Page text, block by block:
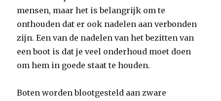
mensen, maar het is belangrijk om te
onthouden dat er ook nadelen aan verbonden
zijn. Een van de nadelen van het bezitten van
een boot is dat je veel onderhoud moet doen
om hem in goede staat te houden.
Boten worden blootgesteld aan zware